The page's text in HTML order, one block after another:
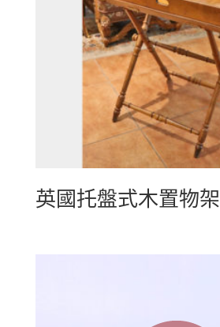
英國托盤式木置物架